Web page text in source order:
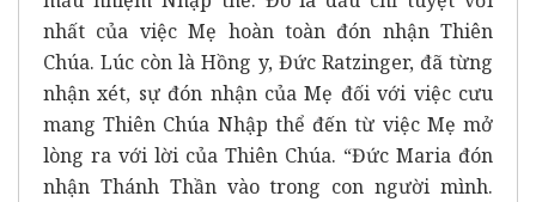
nhất của việc Mẹ hoàn toàn đón nhận Thiên
Chúa. Lúc còn là Hồng y, Đức Ratzinger, đã từng
nhận xét, sự đón nhận của Mẹ đối với việc cưu
mang Thiên Chúa Nhập thể đến từ việc Mẹ mở
lòng ra với lời của Thiên Chúa. “Đức Maria đón
nhận Thánh Thần vào trong con người mình.